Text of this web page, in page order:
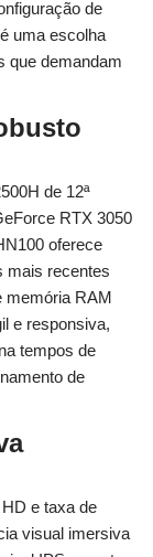
de
uma escolha
que demandam
de 12ª
RTX 3050
oferece
mais recentes
memória RAM
e responsiva,
tempos de
de
e taxa de
visual imersiva